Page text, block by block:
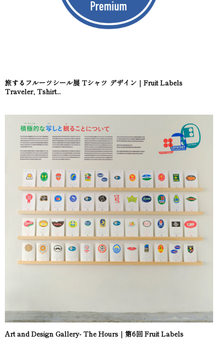
旅するフルーツシール展 Tシャツ デザイン｜Fruit Labels
Traveler, Tshirt...
Art and Design Gallery- The Hours｜第6回 Fruit Labels